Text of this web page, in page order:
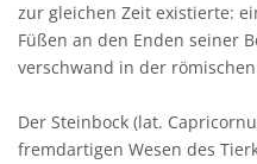
zur gleichen Zeit existierte:
Füßen an den Enden seiner
verschwand in der
Der Steinbock (lat.
fremdartigen Wesen des